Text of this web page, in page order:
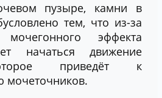
пузыре, камни в
тем, что из-за
мочегонного эффекта
начаться движение
приведёт к
мочеточников.